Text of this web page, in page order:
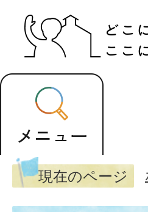
現在のページ